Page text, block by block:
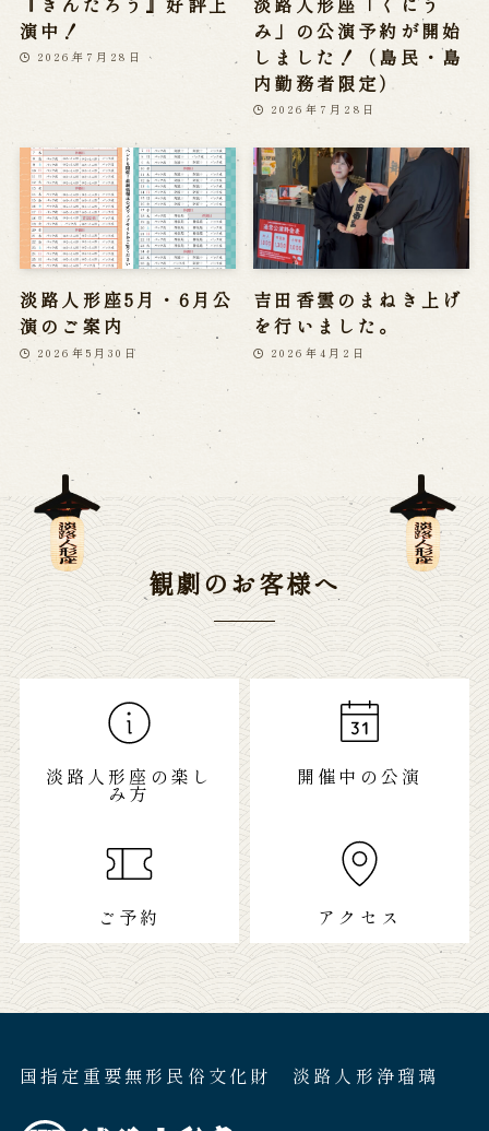
演中！
2026年7月28日
み」の公演予約が開始
しました！（島民・島
内勤務者限定）
2026年7月28日
淡路人形座5月・6月公
演のご案内
2026年5月30日
吉田香雲のまねき上げ
を行いました。
2026年4月2日
観劇のお客様へ
淡路人形座の楽し
み方
開催中の公演
ご予約 アクセス
国指定重要無形民俗文化財 淡路人形浄瑠璃